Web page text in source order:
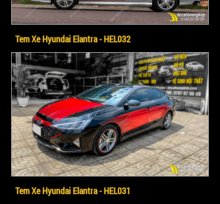
Tem Xe Hyundai Elantra - HEL032
Tem Xe Hyundai Elantra - HEL031